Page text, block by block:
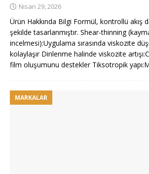
Nisan 29, 2026
Ürün Hakkında Bilgi Formül, kontrollü akış
şekilde tasarlanmıştır. Shear-thinning
incelmesi):Uygulama sırasında viskozite
kolaylaşır Dinlenme halinde viskozite
film oluşumunu destekler Tiksotropik
MARKALAR